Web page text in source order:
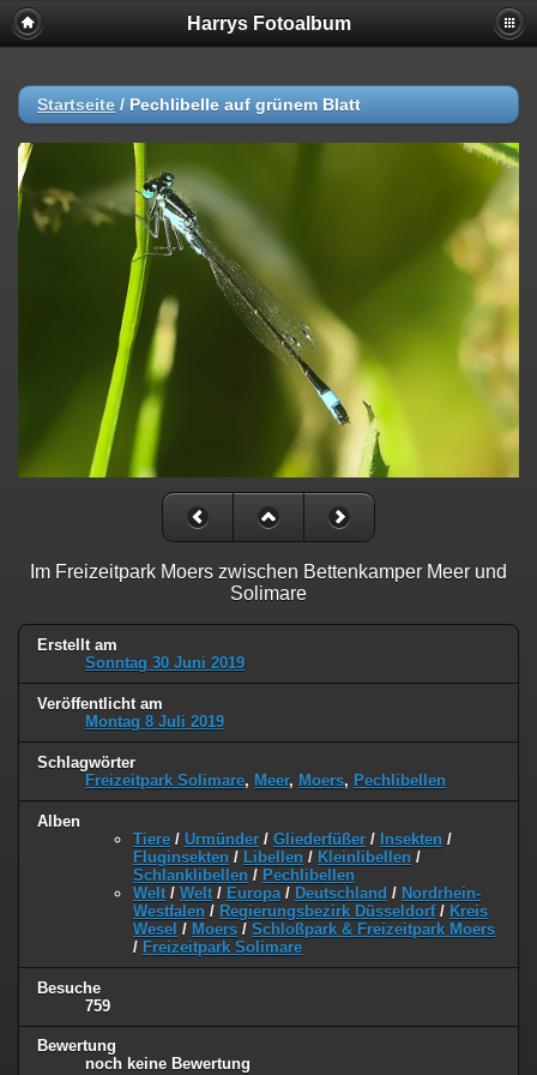
Harrys Fotoalbum
Startseite / Pechlibelle auf grünem Blatt
Im Freizeitpark Moers zwischen Bettenkamper Meer und
Solimare
Erstellt am
Sonntag 30 Juni 2019
Veröffentlicht am
Montag 8 Juli 2019
Schlagwörter
Freizeitpark Solimare, Meer, Moers, Pechlibellen
Alben
Tiere / Urmünder / Gliederfüßer / Insekten /
Fluginsekten / Libellen / Kleinlibellen /
Schlanklibellen / Pechlibellen
Welt / Welt / Europa / Deutschland / Nordrhein-
Westfalen / Regierungsbezirk Düsseldorf/ Kreis
Wesel / Moers / Schloßpark & Freizeitpark Moers
/ Freizeitpark Solimare
Besuche
759
Bewertung
noch keine Bewertung